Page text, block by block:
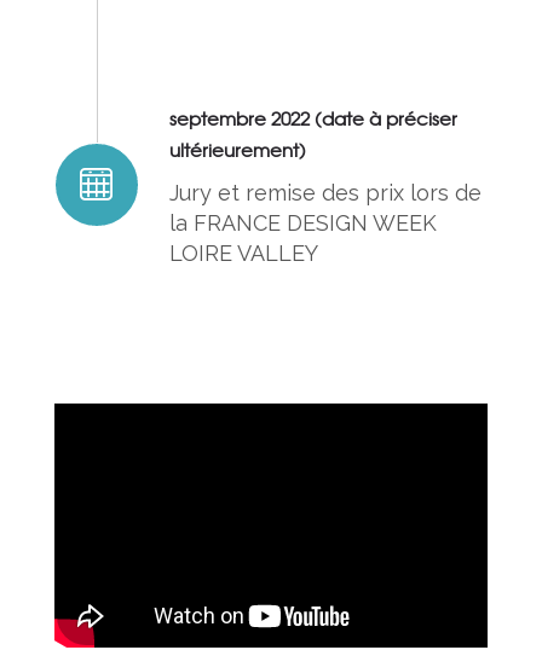
septembre 2022 (date à préciser
ultérieurement)
Jury et remise des prix lors de
la FRANCE DESIGN WEEK
LOIRE VALLEY